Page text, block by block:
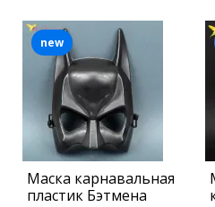
Маска карнавальная
пластик Бэтмена
new